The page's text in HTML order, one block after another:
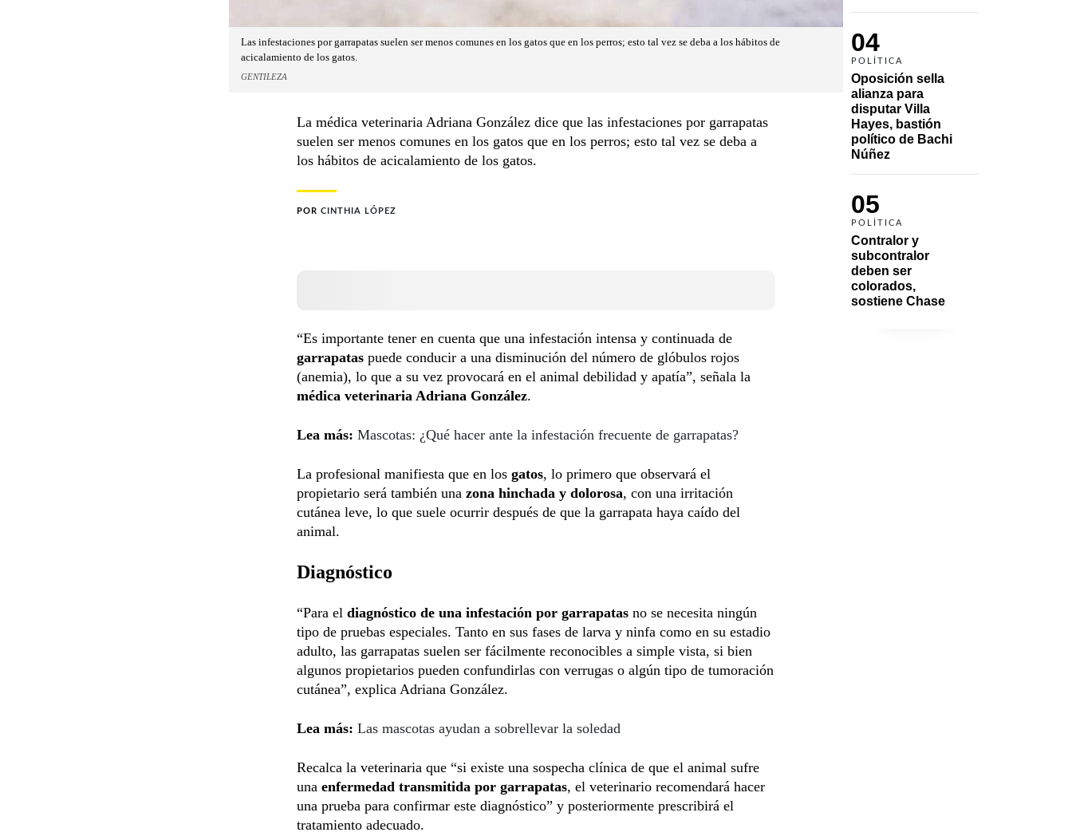
04
POLÍTICA
Oposición sella
alianza para
disputar Villa
Hayes, bastión
político de Bachi
Núñez
05
POLÍTICA
Contralor y
subcontralor
deben ser
colorados,
sostiene Chase
Las infestaciones por garrapatas suelen ser menos comunes en los gatos que en los perros; esto tal vez se deba a los hábitos de
acicalamiento de los gatos.
GENTILEZA
La médica veterinaria Adriana González dice que las infestaciones por garrapatas
suelen ser menos comunes en los gatos que en los perros; esto tal vez se deba a
los hábitos de acicalamiento de los gatos.
POR CINTHIA LÓPEZ
“Es importante tener en cuenta que una infestación intensa y continuada de
garrapatas puede conducir a una disminución del número de glóbulos rojos
(anemia), lo que a su vez provocará en el animal debilidad y apatía”, señala la
médica veterinaria Adriana González.
Lea más: Mascotas: ¿Qué hacer ante la infestación frecuente de garrapatas?
La profesional manifiesta que en los gatos, lo primero que observará el
propietario será también una zona hinchada y dolorosa, con una irritación
cutánea leve, lo que suele ocurrir después de que la garrapata haya caído del
animal.
Diagnóstico
“Para el diagnóstico de una infestación por garrapatas no se necesita ningún
tipo de pruebas especiales. Tanto en sus fases de larva y ninfa como en su estadio
adulto, las garrapatas suelen ser fácilmente reconocibles a simple vista, si bien
algunos propietarios pueden confundirlas con verrugas o algún tipo de tumoración
cutánea”, explica Adriana González.
Lea más: Las mascotas ayudan a sobrellevar la soledad
Recalca la veterinaria que “si existe una sospecha clínica de que el animal sufre
una enfermedad transmitida por garrapatas, el veterinario recomendará hacer
una prueba para confirmar este diagnóstico” y posteriormente prescribirá el
tratamiento adecuado.